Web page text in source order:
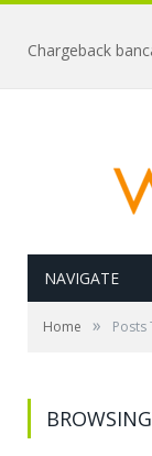
NAVIGATE
Home » Posts